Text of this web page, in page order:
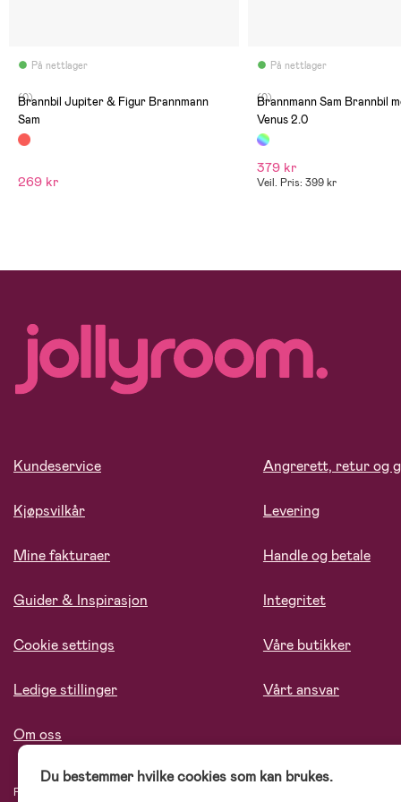
På nettlager
(0)
Brannbil Jupiter & Figur Brannmann
Sam
269 kr
På nettlager
(0)
Brannmann Sam Brannbil
Venus 2.0
379 kr
Veil. Pris: 399 kr
Kundeservice
Kjøpsvilkår
Mine fakturaer
Guider & Inspirasjon
Cookie settings
Ledige stillinger
Om oss
Angrerett, retur og
Levering
Handle og betale
Integritet
Våre butikker
Vårt ansvar
På Jollyroom.no finner du et stort utvalg av produkter til barnefamilien. Hos
Du bestemmer hvilke cookies som kan brukes.